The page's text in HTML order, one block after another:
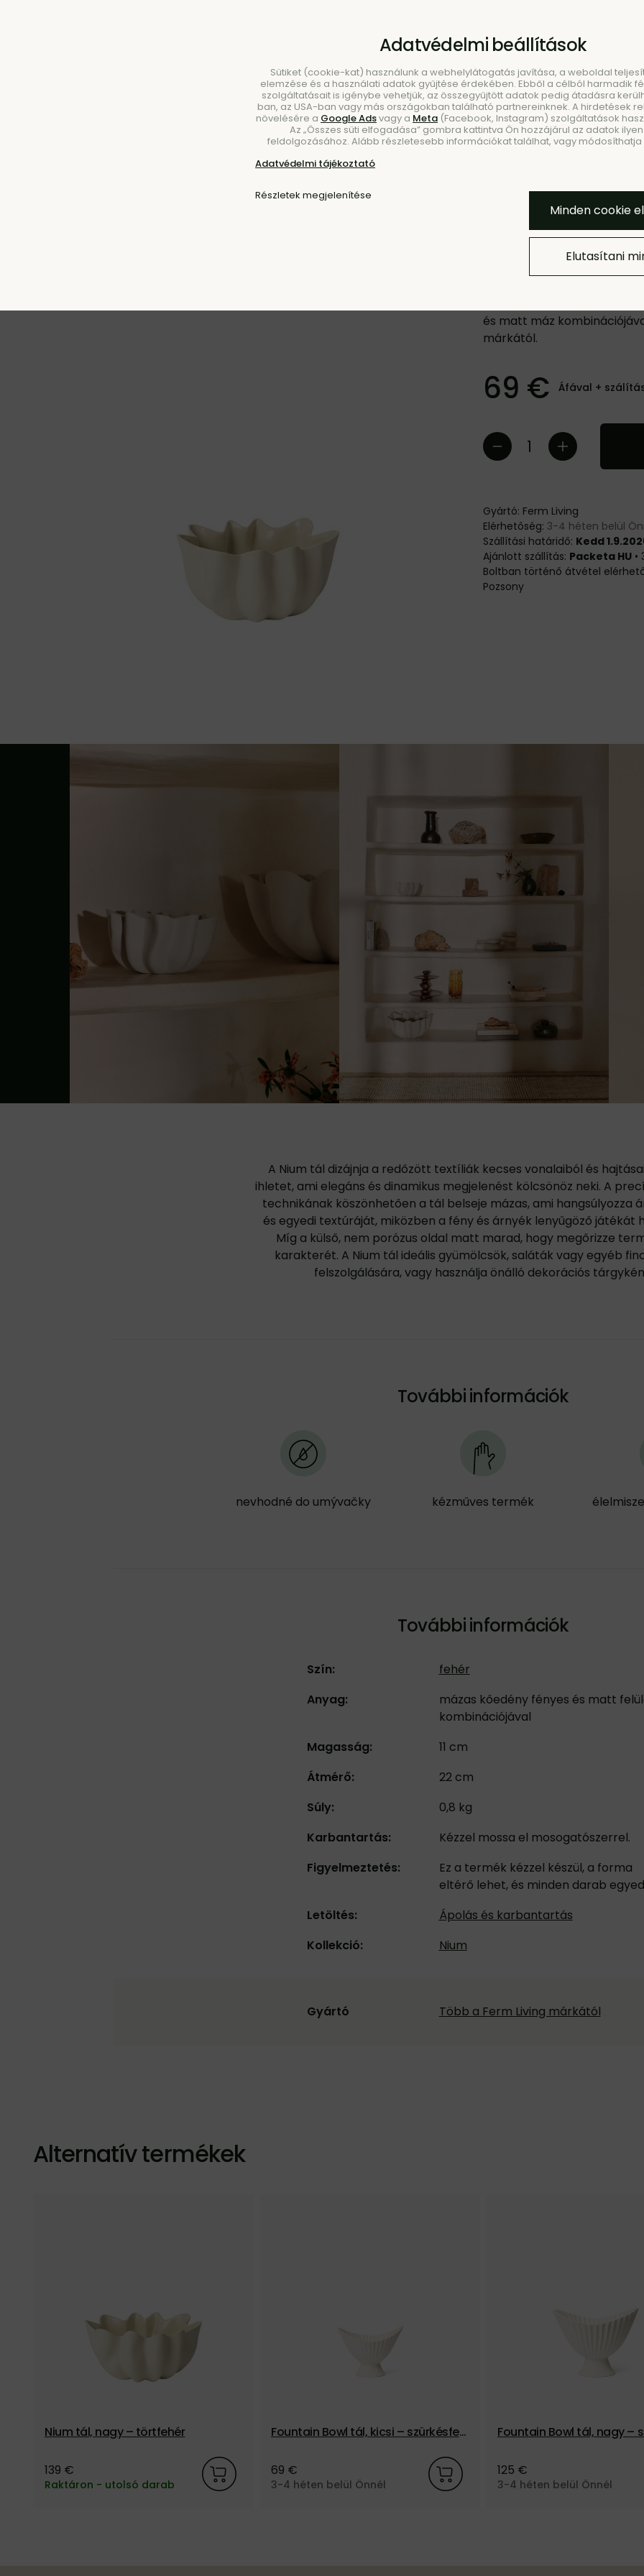
ÉTKEZÉS
Nium tál,
és matt máz
márkától.
69 € Áfával +
Gyártó: Ferm Living
Elérhetőség: 3-4 héten belül
Szállítási határidő: Kedd
Packeta HU •
Pozsony
A Nium tál dizájnja a redőzött textíliák kecses vonalaiból és
ihletet, ami elegáns és dinamikus megjelenést kölcsönöz neki. A
technikának köszönhetően a tál belseje mázas, ami hangsúlyozza
és egyedi textúráját, miközben a fény és árnyék lenyűgöző játékát
Míg a külső, nem porózus oldal matt marad, hogy megőrizze
karakterét. A Nium tál ideális gyümölcsök, saláták vagy egyéb
felszolgálására, vagy használja önálló dekorációs
További információk
nevhodné do umývačky kézműves termék
További információk
Szín:
fehér
Anyag:
mázas kőedény fényes és matt
kombinációjával
Magasság:
11 cm
Átmérő:
22 cm
Súly:
0,8 kg
Karbantartás:
Kézzel mossa el mosogatószerrel.
Figyelmeztetés:
Ez a termék kézzel készül, a forma
eltérő lehet, és minden darab
Letöltés:
Ápolás és karbantartás
Kollekció:
Nium
Gyártó Több a Ferm Living márkától
Alternatív termékek
Nium tál, nagy – törtfehér
139 €
Raktáron - utolsó darab
Fountain Bowl tál, kicsi – szürkésfeh
69 €
3-4 héten belül Önnél
Fountain Bowl tál, nagy –
125 €
3-4 héten belül Önnél
Adatvédelmi beállítások
Sütiket (cookie-kat) használunk a webhelylátogatás javítása, a weboldal
elemzése és a használati adatok gyűjtése érdekében. Ebből a célból harmadik
szolgáltatásait is igénybe vehetjük, az összegyűjtött adatok pedig átadásra
ban, az USA-ban vagy más országokban található partnereinknek. A hirdetések
növelésére a Google Adsvagy a Meta (Facebook, Instagram) szolgáltatások
Az „Összes süti elfogadása” gombra kattintva Ön hozzájárul az adatok
feldolgozásához. Alább részletesebb információkat találhat, vagy
Adatvédelmi tájékoztató
Részletek megjelenítése
Minden cookie
Elutasítani